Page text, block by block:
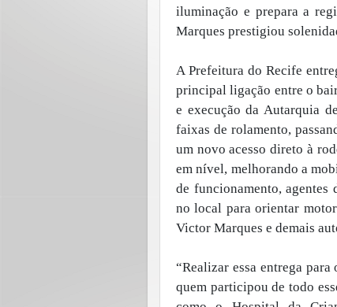
iluminação e prepara a
Marques prestigiou
A Prefeitura do Recife
principal ligação entre o
e execução da Autarquia
faixas de rolamento,
um novo acesso direto à
em nível, melhorando a
de funcionamento, agentes
no local para orientar
Victor Marques e demais
“Realizar essa entrega
quem participou de todo